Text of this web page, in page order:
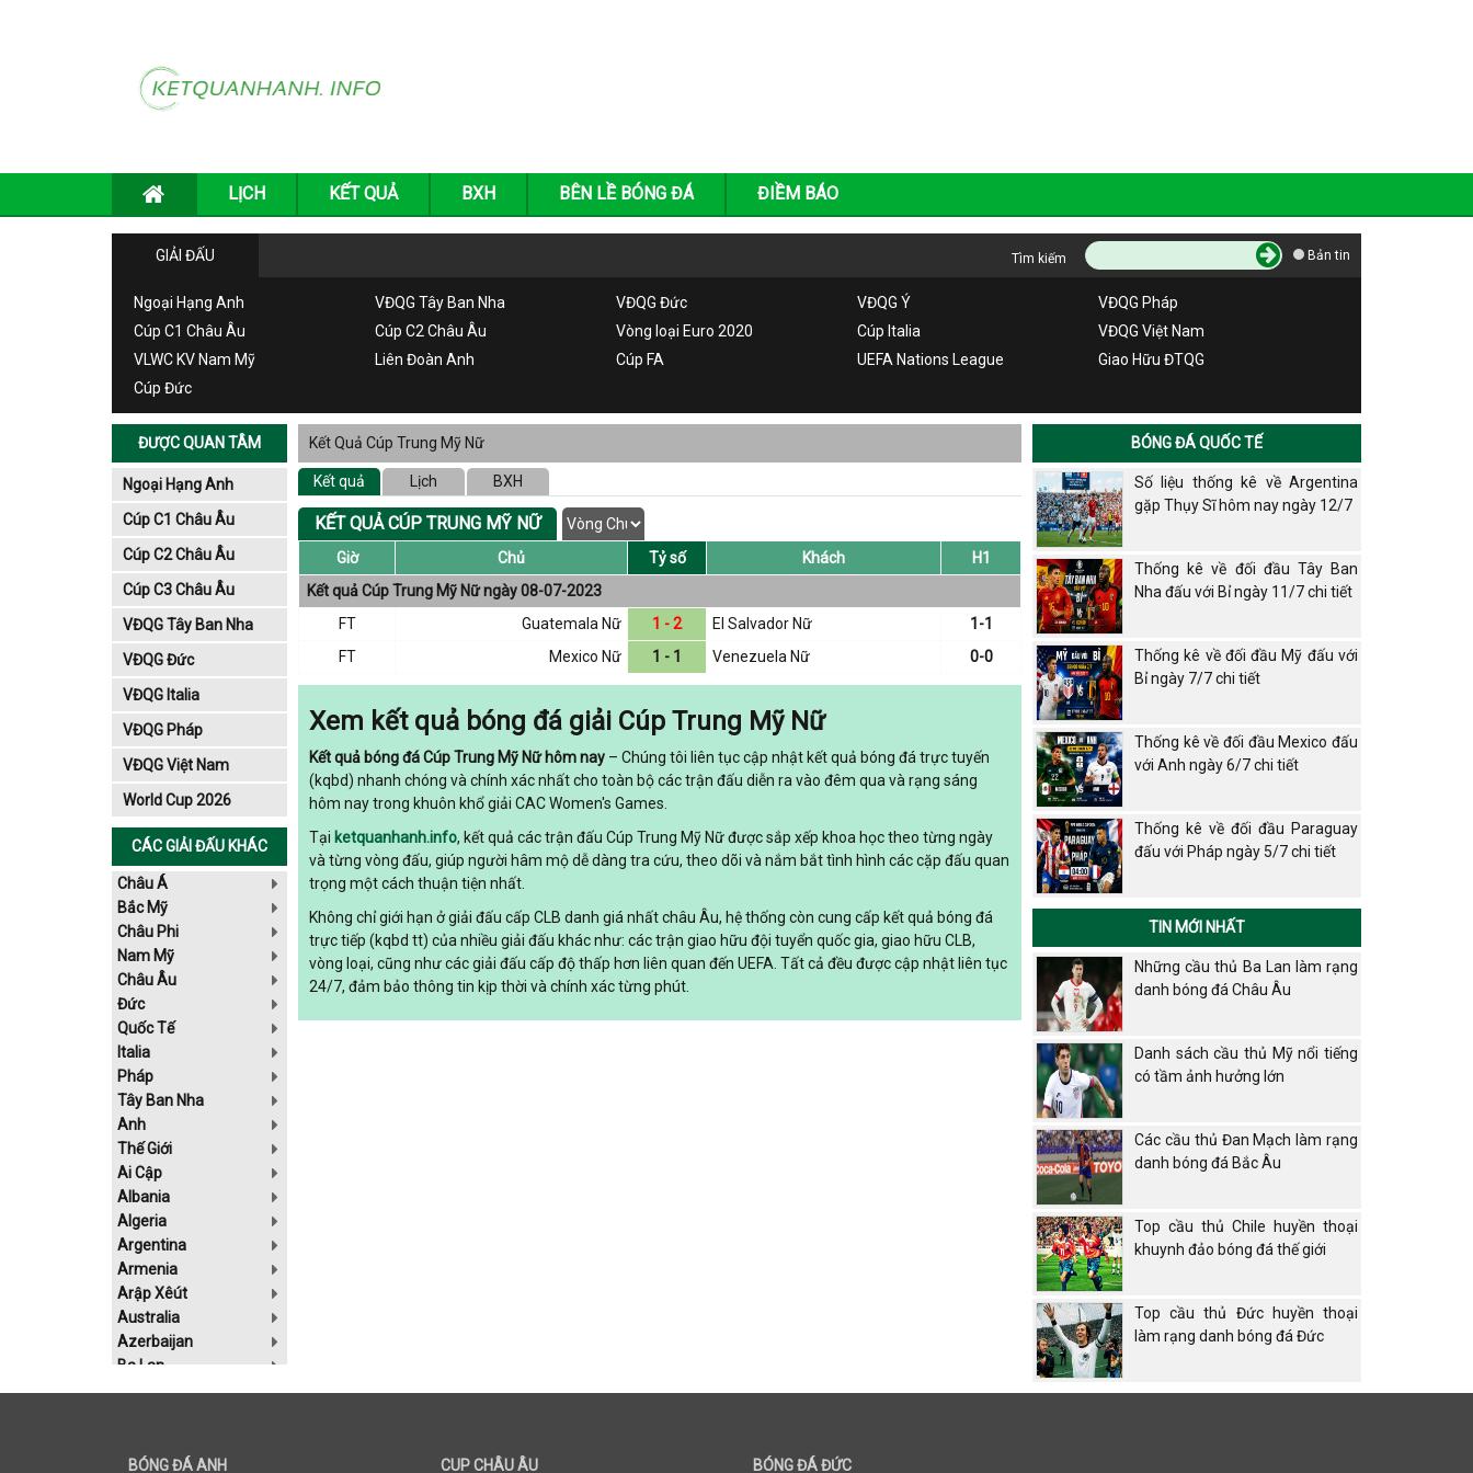
LỊCH KẾT QUẢ BXH BÊN LỀ BÓNG ĐÁ ĐIỀM BÁO
GIẢI ĐẤU Tìm kiếm Bản tin
Ngoại Hạng Anh VĐQG Tây Ban Nha VĐQG Đức VĐQG Ý
VĐQG Pháp
Cúp C1 Châu Âu
Cúp C2 Châu Âu Vòng loại Euro 2020 Cúp Italia
VĐQG Việt Nam
VLWC KV Nam Mỹ
Liên Đoàn Anh Cúp FA UEFA Nations League
Giao Hữu ĐTQG
Cúp Đức
ĐƯỢC QUAN TÂM
Ngoại Hạng Anh
Cúp C1 Châu Âu
Cúp C2 Châu Âu
Cúp C3 Châu Âu
VĐQG Tây Ban Nha
VĐQG Đức
VĐQG Italia
VĐQG Pháp
VĐQG Việt Nam
World Cup 2026
CÁC GIẢI ĐẤU KHÁC
Châu Á
Bắc Mỹ
Châu Phi
Nam Mỹ
Châu Âu
Đức
Quốc Tế
Italia
Pháp
Tây Ban Nha
Anh
Thế Giới
Ai Cập
Albania
Algeria
Argentina
Armenia
Arập Xêút
Australia
Azerbaijan
Ba Lan
Bahrain
Bosnia-Herzgovina
Kết Quả Cúp Trung Mỹ Nữ
Kết quả Lịch BXH
KẾT QUẢ CÚP TRUNG MỸ NỮ
Giờ Chủ Tỷ số Khách
H1
Kết quả Cúp Trung Mỹ Nữ ngày 08-07-2023
FT
Guatemala Nữ 1 - 2 El Salvador Nữ
1-1
FT
Mexico Nữ 1 - 1 Venezuela Nữ 0-0
Xem kết quả bóng đá giải Cúp Trung Mỹ Nữ
Kết quả bóng đá Cúp Trung Mỹ Nữ hôm nay – Chúng tôi liên tục cập nhật kết quả bóng đá trực tuyến
(kqbd) nhanh chóng và chính xác nhất cho toàn bộ các trận đấu diễn ra vào đêm qua và rạng sáng
hôm nay trong khuôn khổ giải CAC Women's Games.
Tại ketquanhanh.info, kết quả các trận đấu Cúp Trung Mỹ Nữ được sắp xếp khoa học theo từng ngày
và từng vòng đấu, giúp người hâm mộ dễ dàng tra cứu, theo dõi và nắm bắt tình hình các cặp đấu quan
trọng một cách thuận tiện nhất.
Không chỉ giới hạn ở giải đấu cấp CLB danh giá nhất châu Âu, hệ thống còn cung cấp kết quả bóng đá
trực tiếp (kqbd tt) của nhiều giải đấu khác như: các trận giao hữu đội tuyển quốc gia, giao hữu CLB,
vòng loại, cũng như các giải đấu cấp độ thấp hơn liên quan đến UEFA. Tất cả đều được cập nhật liên tục
24/7, đảm bảo thông tin kịp thời và chính xác từng phút.
BÓNG ĐÁ QUỐC TẾ
Số liệu thống kê về Argentina
gặp Thụy Sĩ hôm nay ngày 12/7
Thống kê về đối đầu Tây Ban
Nha đấu với Bỉ ngày 11/7 chi tiết
Thống kê về đối đầu Mỹ đấu với
Bỉ ngày 7/7 chi tiết
Thống kê về đối đầu Mexico đấu
với Anh ngày 6/7 chi tiết
Thống kê về đối đầu Paraguay
đấu với Pháp ngày 5/7 chi tiết
TIN MỚI NHẤT
Những cầu thủ Ba Lan làm rạng
danh bóng đá Châu Âu
Danh sách cầu thủ Mỹ nổi tiếng
có tầm ảnh hưởng lớn
Các cầu thủ Đan Mạch làm rạng
danh bóng đá Bắc Âu
Top cầu thủ Chile huyền thoại
khuynh đảo bóng đá thế giới
Top cầu thủ Đức huyền thoại
làm rạng danh bóng đá Đức
BÓNG ĐÁ ANH CUP CHÂU ÂU BÓNG ĐÁ ĐỨC